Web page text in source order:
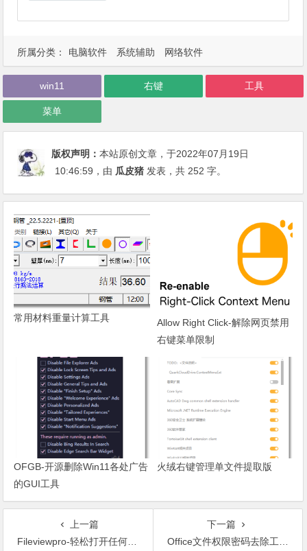
所属分类： 电脑软件 系统辅助 网络软件
win11 右键 工具
菜单
版权声明：本站原创文章，于2022年07月19日
10:46:59 ，由 瓜皮猪 发表，共 252 字。
常用材料重量计算工具
Allow Right Click-解除网页禁用
右键菜单限制
OFGB-开源删除Win11各处广告
的GUI工具
火绒右键管理单文件提取版
上一篇
Fileviewpro-轻松打开任何文件
下一篇
Office文件权限密码去除工具-UnProtector